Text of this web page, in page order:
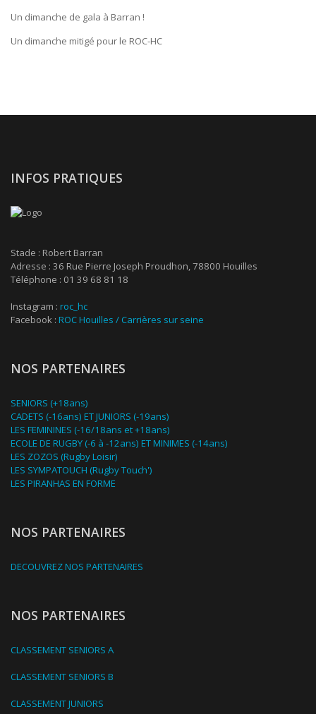
Un dimanche de gala à Barran !
Un dimanche mitigé pour le ROC-HC
INFOS PRATIQUES
Stade : Robert Barran
Adresse : 36 Rue Pierre Joseph Proudhon, 78800 Houilles
Téléphone : 01 39 68 81 18
Instagram : roc_hc
Facebook : ROC Houilles / Carrières sur seine
NOS PARTENAIRES
SENIORS (+18ans)
CADETS (-16ans) ET JUNIORS (-19ans)
LES FEMININES (-16/18ans et +18ans)
ECOLE DE RUGBY (-6 à -12ans) ET MINIMES (-14ans)
LES ZOZOS (Rugby Loisir)
LES SYMPATOUCH (Rugby Touch')
LES PIRANHAS EN FORME
NOS PARTENAIRES
DECOUVREZ NOS PARTENAIRES
NOS PARTENAIRES
CLASSEMENT SENIORS A
CLASSEMENT SENIORS B
CLASSEMENT JUNIORS